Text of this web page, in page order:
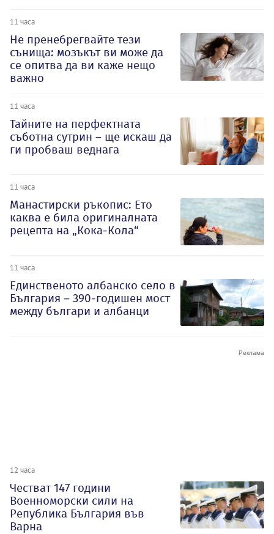
11 часа
Не пренебрегвайте тези
сънища: мозъкът ви може да
се опитва да ви каже нещо
важно
11 часа
Тайните на перфектната
съботна сутрин – ще искаш да
ги пробваш веднага
11 часа
Манастирски ръкопис: Ето
каква е била оригиналната
рецепта на „Кока-Кола“
11 часа
Единственото албанско село в
България – 390-годишен мост
между българи и албанци
12 часа
Честват 147 години
Военноморски сили на
Република България във
Варна